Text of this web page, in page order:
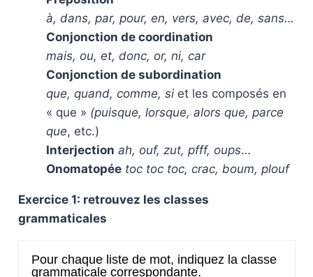
à, dans, par, pour, en, vers, avec, de, sans…
Conjonction de coordination
mais, ou, et, donc, or, ni, car
Conjonction de subordination
que, quand, comme, si et les composés en
« que » (puisque, lorsque, alors que, parce
que, etc.)
Interjection ah, ouf, zut, pfff, oups…
Onomatopéetoc toc toc, crac, boum, plouf
Exercice 1: retrouvez les classes
grammaticales